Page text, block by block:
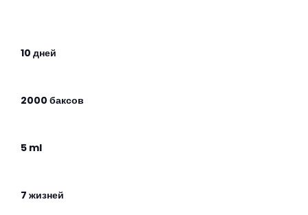
10 дней
2000 баксов
5 ml
7 жизней